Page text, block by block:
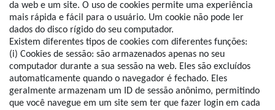
da web e um site. O uso de cookies permite uma experiência
mais rápida e fácil para o usuário. Um cookie não pode ler
dados do disco rígido do seu computador.
Existem diferentes tipos de cookies com diferentes funções:
(i) Cookies de sessão: são armazenados apenas no seu
computador durante a sua sessão na web. Eles são excluídos
automaticamente quando o navegador é fechado. Eles
geralmente armazenam um ID de sessão anônimo, permitindo
que você navegue em um site sem ter que fazer login em cada